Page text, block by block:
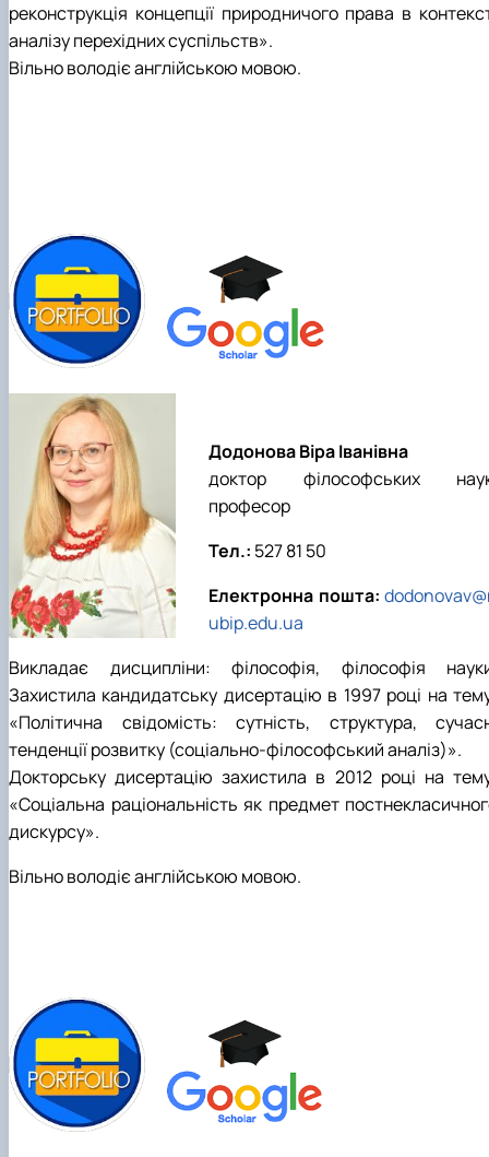
реконструкція концепції природничого права в
аналізу перехідних суспільств».
Вільно володіє англійською мовою.
Додонова Віра Іванівна
доктор філософських
професор
Тел.: 527 81 50
Електронна пошта:
ubip.edu.ua
Викладає дисципліни: філософія, філософія
Захистила кандидатську дисертацію в 1997 році на
«Політична свідомість: сутність, структура,
тенденції розвитку (соціально-філософський аналіз)».
Докторську дисертацію захистила в 2012 році на
«Соціальна раціональність як предмет
дискурсу».
Вільно володіє англійською мовою.